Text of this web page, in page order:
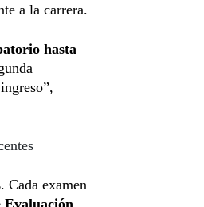
a la carrera.
hasta
. Cada examen